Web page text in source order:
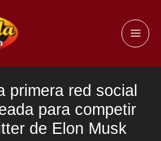
primera red social
para competir
de Elon Musk